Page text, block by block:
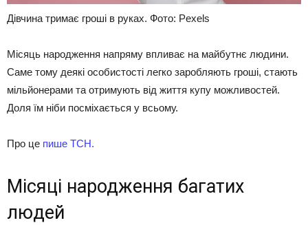
Дівчина тримає гроші в руках. Фото: Pexels
Місяць народження напряму впливає на майбутнє людини.
Саме тому деякі особистості легко заробляють гроші, стають
мільйонерами та отримують від життя купу можливостей.
Доля їм ніби посміхається у всьому.
Про це пише ТСН.
Місяці народження багатих
людей